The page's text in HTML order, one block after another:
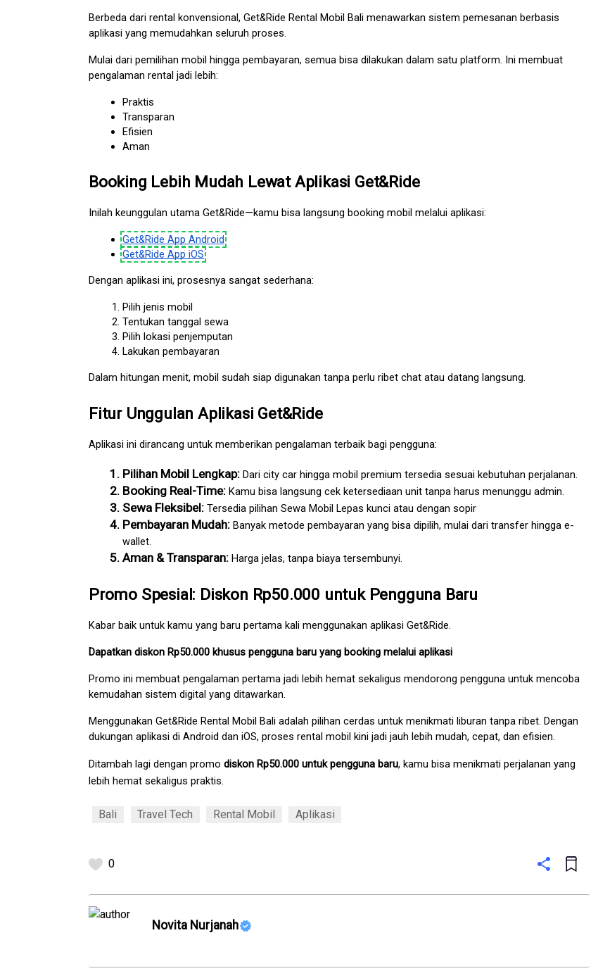
Berbeda dari rental konvensional, Get&Ride Rental Mobil Bali menawarkan sistem pemesanan berbasis
aplikasi yang memudahkan seluruh proses.
Mulai dari pemilihan mobil hingga pembayaran, semua bisa dilakukan dalam satu platform. Ini membuat
pengalaman rental jadi lebih:
Praktis
Transparan
Efisien
Aman
Booking Lebih Mudah Lewat Aplikasi Get&Ride
Inilah keunggulan utama Get&Ride—kamu bisa langsung booking mobil melalui aplikasi:
Get&Ride App Android
Get&Ride App iOS
Dengan aplikasi ini, prosesnya sangat sederhana:
Pilih jenis mobil
Tentukan tanggal sewa
Pilih lokasi penjemputan
Lakukan pembayaran
Dalam hitungan menit, mobil sudah siap digunakan tanpa perlu ribet chat atau datang langsung.
Fitur Unggulan Aplikasi Get&Ride
Aplikasi ini dirancang untuk memberikan pengalaman terbaik bagi pengguna:
Pilihan Mobil Lengkap: Dari city car hingga mobil premium tersedia sesuai kebutuhan perjalanan.
Booking Real-Time: Kamu bisa langsung cek ketersediaan unit tanpa harus menunggu admin.
Sewa Fleksibel: Tersedia pilihan Sewa Mobil Lepas kunci atau dengan sopir
Pembayaran Mudah: Banyak metode pembayaran yang bisa dipilih, mulai dari transfer hingga e-
wallet.
Aman & Transparan: Harga jelas, tanpa biaya tersembunyi.
Promo Spesial: Diskon Rp50.000 untuk Pengguna Baru
Kabar baik untuk kamu yang baru pertama kali menggunakan aplikasi Get&Ride.
Dapatkan diskon Rp50.000 khusus pengguna baru yang booking melalui aplikasi
Promo ini membuat pengalaman pertama jadi lebih hemat sekaligus mendorong pengguna untuk mencoba
kemudahan sistem digital yang ditawarkan.
Menggunakan Get&Ride Rental Mobil Bali adalah pilihan cerdas untuk menikmati liburan tanpa ribet. Dengan
dukungan aplikasi di Android dan iOS, proses rental mobil kini jadi jauh lebih mudah, cepat, dan efisien.
Ditambah lagi dengan promo diskon Rp50.000 untuk pengguna baru, kamu bisa menikmati perjalanan yang
lebih hemat sekaligus praktis.
Bali Travel Tech Rental Mobil Aplikasi
0
Novita Nurjanah